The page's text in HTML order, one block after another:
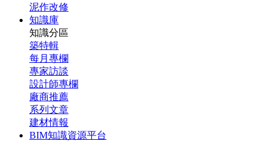
泥作改修
知識庫
知識分區
築特輯
每月專欄
專家訪談
設計師專欄
廠商推薦
系列文章
建材情報
BIM知識資源平台